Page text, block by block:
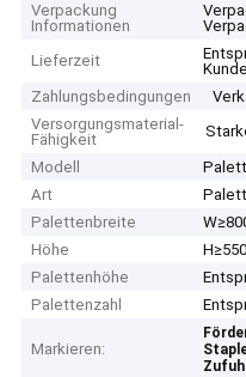
Verpackung
Informationen
Lieferzeit
Zahlungsbedingungen
Versorgungsmaterial-
Fähigkeit
Modell
Art
Palettenbreite
Höhe
H≥550
Palettenhöhe
Palettenzahl
Markieren: